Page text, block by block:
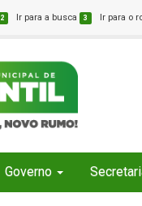
2 Ir para a busca 3 Ir para o
Governo